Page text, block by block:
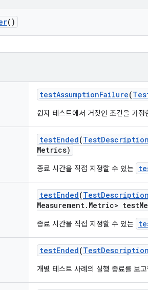
()
testAssumptionFailure(
원자 테스트에서 거짓인 조건을 가
testEnded(TestDescription
Metrics)
종료 시간을 직접 지정할 수 있는
testEnded(TestDescription
Measurement. Metric> test
종료 시간을 직접 지정할 수 있는
testEnded(TestDescription
개별 테스트 사례의 실행 종료를 보